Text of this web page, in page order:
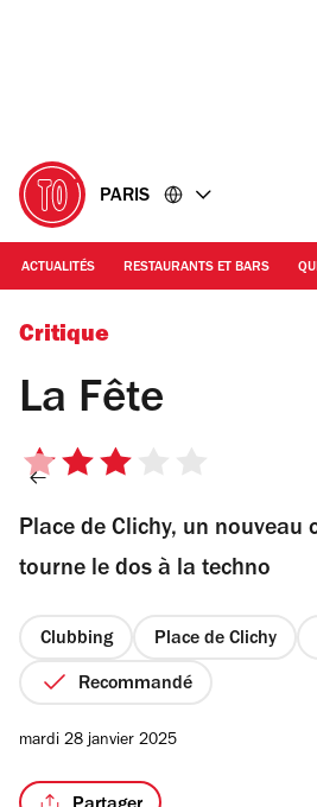
PARIS
ACTUALITÉS RESTAURANTS ET BARS
© Antoine Besse
Critique
La Fête
3
5
étoiles
Place de Clichy, un nouveau
tourne le dos à la techno
Clubbing Place de Clichy
Recommandé
mardi 28 janvier 2025